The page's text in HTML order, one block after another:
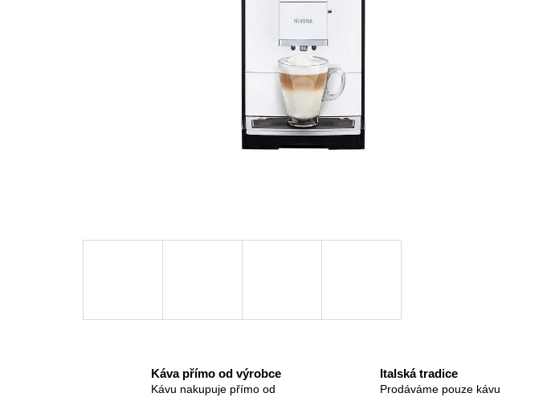
Káva přímo od výrobce
Kávu nakupuje přímo od
Italská tradice
Prodáváme pouze kávu